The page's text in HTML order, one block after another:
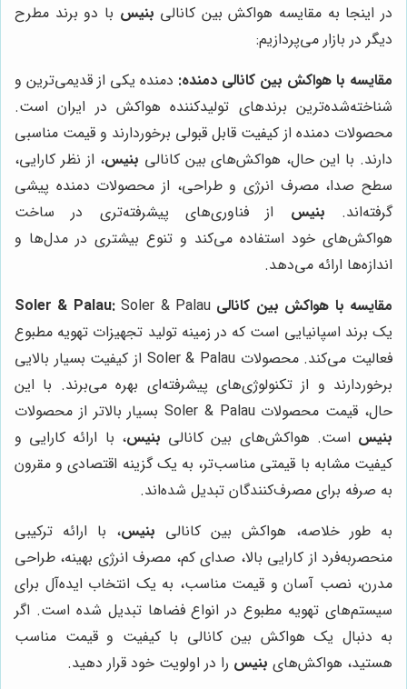
در اینجا به مقایسه هواکش بین کانالی بنیس با دو برند مطرح
دیگر در بازار می‌پردازیم:
مقایسه با هواکش بین کانالی دمنده: دمنده یکی از قدیمی‌ترین و
شناخته‌شده‌ترین برندهای تولیدکننده هواکش در ایران است.
محصولات دمنده از کیفیت قابل قبولی برخوردارند و قیمت مناسبی
دارند. با این حال، هواکش‌های بین کانالی بنیس، از نظر کارایی،
سطح صدا، مصرف انرژی و طراحی، از محصولات دمنده پیشی
گرفته‌اند. بنیس از فناوری‌های پیشرفته‌تری در ساخت
هواکش‌های خود استفاده می‌کند و تنوع بیشتری در مدل‌ها و
اندازه‌ها ارائه می‌دهد.
مقایسه با هواکش بین کانالی Soler & Palau: Soler & Palau
یک برند اسپانیایی است که در زمینه تولید تجهیزات تهویه مطبوع
فعالیت می‌کند. محصولات Soler & Palau از کیفیت بسیار بالایی
برخوردارند و از تکنولوژی‌های پیشرفته‌ای بهره می‌برند. با این
حال، قیمت محصولات Soler & Palau بسیار بالاتر از محصولات
بنیس است. هواکش‌های بین کانالی بنیس، با ارائه کارایی و
کیفیت مشابه با قیمتی مناسب‌تر، به یک گزینه اقتصادی و مقرون
به صرفه برای مصرف‌کنندگان تبدیل شده‌اند.
به طور خلاصه، هواکش بین کانالی بنیس، با ارائه ترکیبی
منحصربه‌فرد از کارایی بالا، صدای کم، مصرف انرژی بهینه، طراحی
مدرن، نصب آسان و قیمت مناسب، به یک انتخاب ایده‌آل برای
سیستم‌های تهویه مطبوع در انواع فضاها تبدیل شده است. اگر
به دنبال یک هواکش بین کانالی با کیفیت و قیمت مناسب
هستید، هواکش‌های بنیس را در اولویت خود قرار دهید.